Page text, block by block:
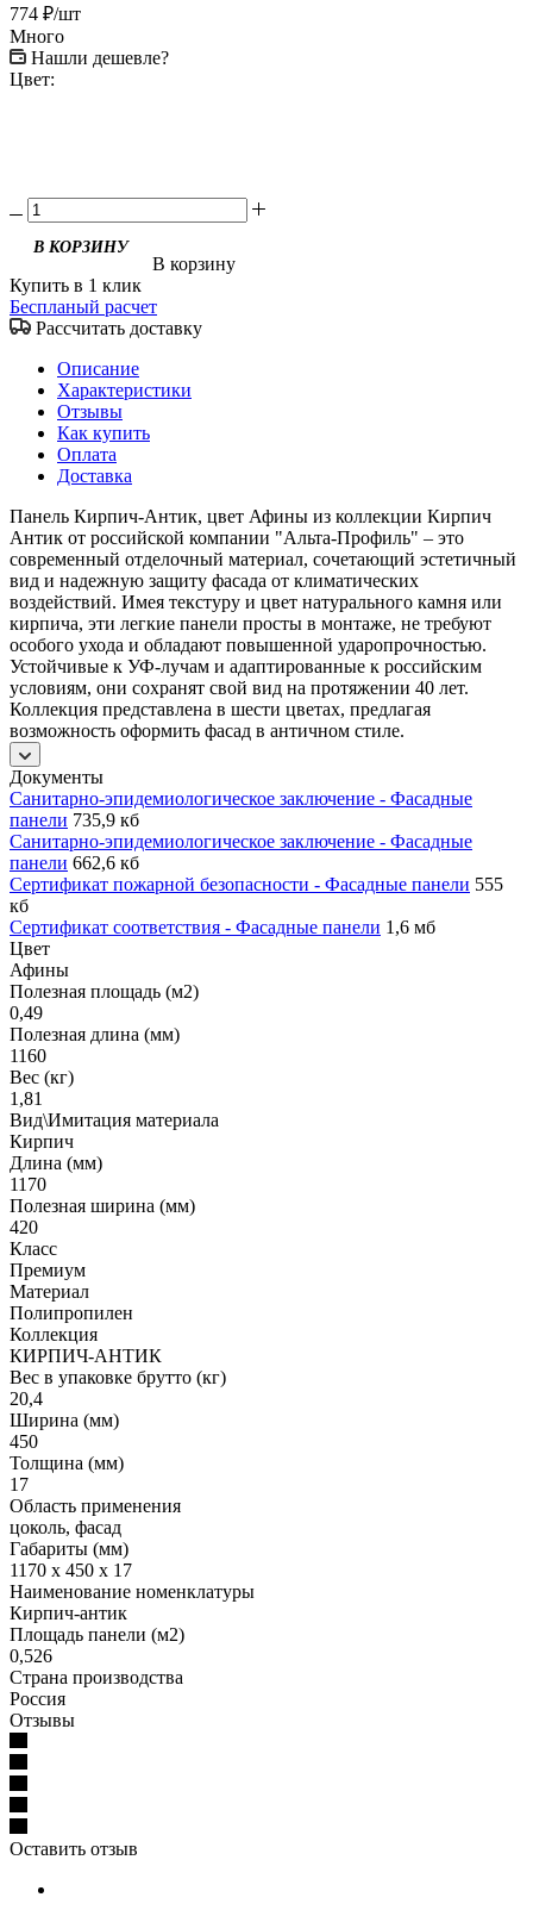
774 ₽/шт
Много
Нашли дешевле?
Цвет:
В корзину
Купить в 1 клик
Беспланый расчет
Рассчитать доставку
Описание
Характеристики
Отзывы
Как купить
Оплата
Доставка
Панель Кирпич-Антик, цвет Афины из коллекции Кирпич
Антик от российской компании "Альта-Профиль" – это
современный отделочный материал, сочетающий эстетичный
вид и надежную защиту фасада от климатических
воздействий. Имея текстуру и цвет натурального камня или
кирпича, эти легкие панели просты в монтаже, не требуют
особого ухода и обладают повышенной ударопрочностью.
Устойчивые к УФ-лучам и адаптированные к российским
условиям, они сохранят свой вид на протяжении 40 лет.
Коллекция представлена в шести цветах, предлагая
возможность оформить фасад в античном стиле.
Документы
Санитарно-эпидемиологическое заключение - Фасадные
панели 735,9 кб
Санитарно-эпидемиологическое заключение - Фасадные
панели 662,6 кб
Сертификат пожарной безопасности - Фасадные панели 555
кб
Сертификат соответствия - Фасадные панели 1,6 мб
Цвет
Афины
Полезная площадь (м2)
0,49
Полезная длина (мм)
1160
Вес (кг)
1,81
Вид\Имитация материала
Кирпич
Длина (мм)
1170
Полезная ширина (мм)
420
Класс
Премиум
Материал
Полипропилен
Коллекция
КИРПИЧ-АНТИК
Вес в упаковке брутто (кг)
20,4
Ширина (мм)
450
Толщина (мм)
17
Область применения
цоколь, фасад
Габариты (мм)
1170 x 450 x 17
Наименование номенклатуры
Кирпич-антик
Площадь панели (м2)
0,526
Страна производства
Россия
Отзывы
Оставить отзыв